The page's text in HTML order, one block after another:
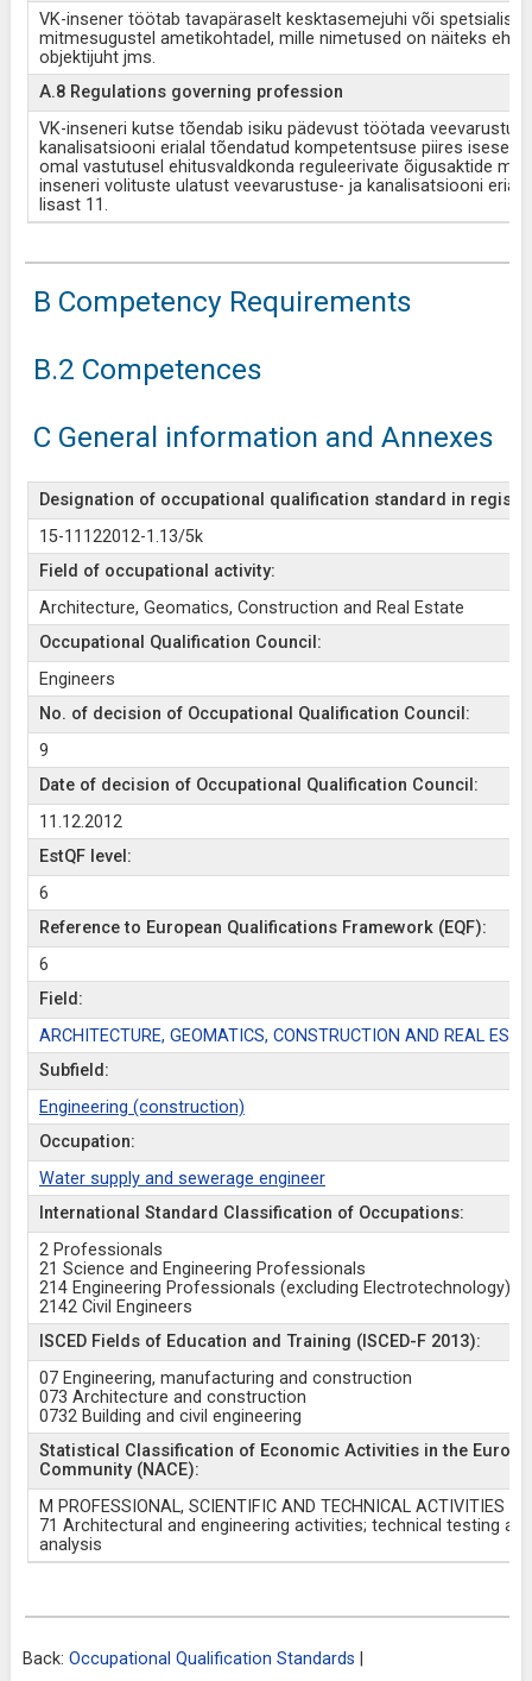
VK-insener töötab tavapäraselt kesktasemejuhi või
mitmesugustel ametikohtadel, mille nimetused on näiteks
objektijuht jms.
A.8 Regulations governing profession
VK-inseneri kutse tõendab isiku pädevust töötada
kanalisatsiooni erialal tõendatud kompetentsuse piires
omal vastutusel ehitusvaldkonda reguleerivate õigusaktide
inseneri volituste ulatust veevarustuse- ja kanalisatsiooni
lisast 11.
B Competency Requirements
B.2 Competences
C General information and Annexes
Designation of occupational qualification standard in
15-11122012-1.13/5k
Field of occupational activity:
Architecture, Geomatics, Construction and Real Estate
Occupational Qualification Council:
Engineers
No. of decision of Occupational Qualification Council:
9
Date of decision of Occupational Qualification Council:
11.12.2012
EstQF level:
6
Reference to European Qualifications Framework (EQF):
6
Field:
ARCHITECTURE, GEOMATICS, CONSTRUCTION AND REAL
Subfield:
Engineering (construction)
Occupation:
Water supply and sewerage engineer
International Standard Classification of Occupations:
2 Professionals
21 Science and Engineering Professionals
214 Engineering Professionals (excluding Electrotechnology)
2142 Civil Engineers
ISCED Fields of Education and Training (ISCED-F 2013):
07 Engineering, manufacturing and construction
073 Architecture and construction
0732 Building and civil engineering
Statistical Classification of Economic Activities in the
Community (NACE):
M PROFESSIONAL, SCIENTIFIC AND TECHNICAL ACTIVITIES
71 Architectural and engineering activities; technical testing and
analysis
Back: Occupational Qualification Standards